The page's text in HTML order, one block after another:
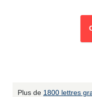
Plus de 1800 lettres